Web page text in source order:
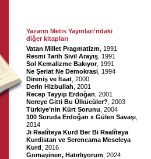
Yazarın Metis Yayınları'ndaki
diğer kitapları
Vatan Millet Pragmatizm , 1991
Resmi Tarih Sivil Arayış , 1991
Sol Kemalizme Bakıyor, 1991
Ne Şeriat Ne Demokrasi , 1994
Direniş ve İtaat , 2000
Derin Hizbullah , 2001
Recep Tayyip Erdoğan , 2001
Nereye Gitti Bu Ülkücüler? , 2003
Türkiye’nin Kürt Sorunu , 2004
100 Soruda Erdoğan x Gülen Savaşı
2014
Ji Realîteya Kurd Ber Bi Realîteya
Kurdistan ve Serencama Meseleya
Kurd , 2016
Gomaşinen, Hatırlıyorum , 2024